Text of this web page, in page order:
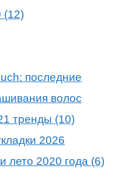
последние
волос
2026